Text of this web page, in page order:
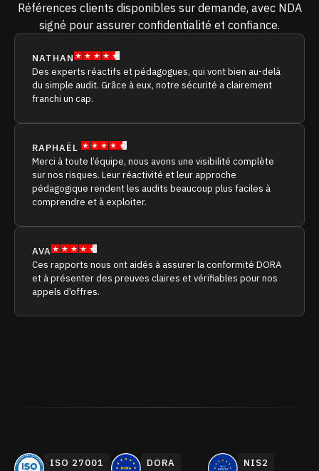
Références clients disponibles sur demande, avec NDA
signé pour assurer confidentialité et confiance.
NATHAN
Des experts réactifs et pédagogues, qui vont bien au-delà
du simple audit. Grâce à eux, notre sécurité a clairement
franchi un cap.
RAPHAËL
Merci à toute l’équipe, nous avons une visibilité complète
sur nos risques. Leur réactivité et leur approche
pédagogique rendent les audits beaucoup plus faciles à
comprendre et à exploiter.
AVA
Ces rapports nous ont aidés à assurer la conformité DORA
et à présenter des preuves claires et vérifiables pour nos
appels d’offres.
ISO 27001
DORA
NIS2